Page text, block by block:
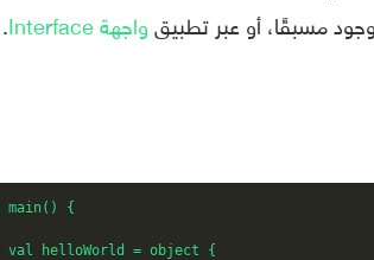
مسبقًا، أو عبر تطبيقواجهة Interface .
main() {
val helloWorld = object {